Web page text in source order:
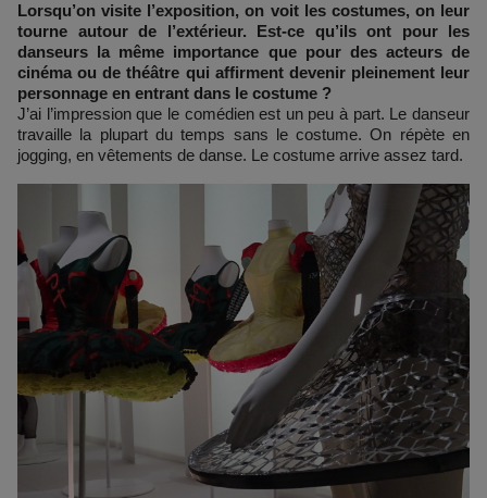
Lorsqu’on visite l’exposition, on voit les costumes, on leur
tourne autour de l’extérieur. Est-ce qu’ils ont pour les
danseurs la même importance que pour des acteurs de
cinéma ou de théâtre qui affirment devenir pleinement leur
personnage en entrant dans le costume ?
J’ai l’impression que le comédien est un peu à part. Le danseur
travaille la plupart du temps sans le costume. On répète en
jogging, en vêtements de danse. Le costume arrive assez tard.